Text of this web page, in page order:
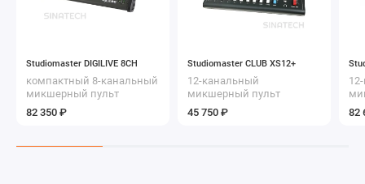
Studiomaster DIGILIVE 8СH
компактный 8-канальный
микшерный пульт
82 350 ₽
Studiomaster CLUB XS12+
12-канальный
микшерный пульт
45 750 ₽
82